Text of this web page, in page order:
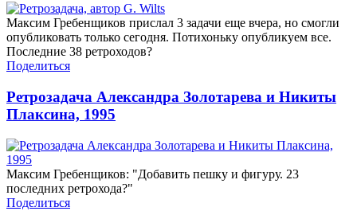
Максим Гребенщиков прислал 3 задачи еще вчера, но смогли
опубликовать только сегодня. Потихоньку опубликуем все.
Последние 38 ретроходов?
Поделиться
Ретрозадача Александра Золотарева и Никиты
Плаксина, 1995
Максим Гребенщиков: "Добавить пешку и фигуру. 23
последних ретрохода?"
Поделиться